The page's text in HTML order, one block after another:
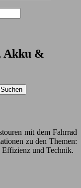
Akku &
mit dem Fahrrad
zu den Themen:
und Technik.